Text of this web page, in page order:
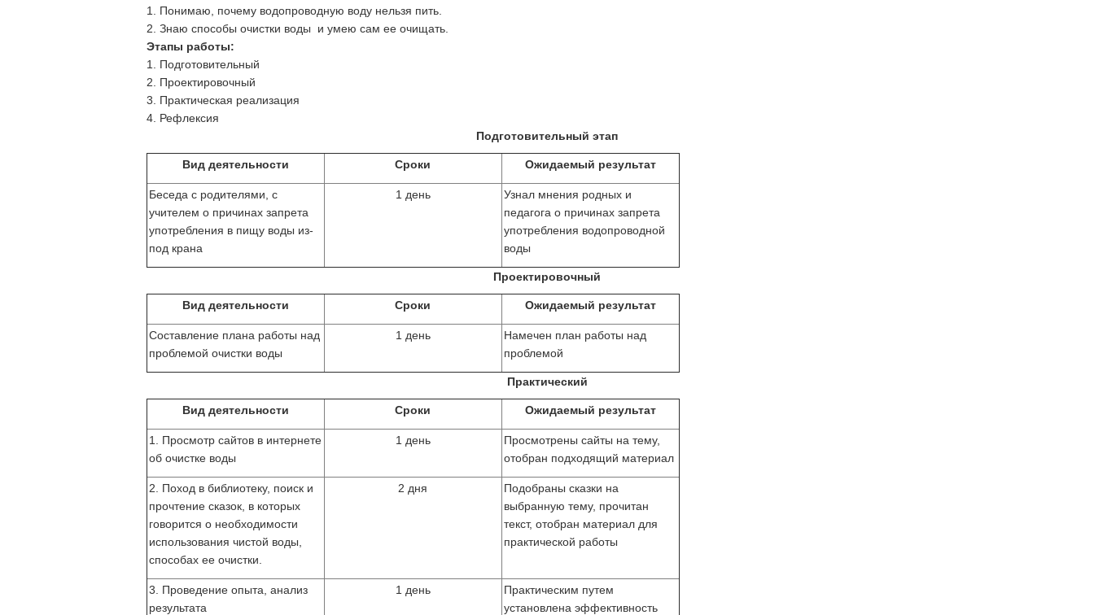
1. Понимаю, почему водопроводную воду нельзя пить.
2. Знаю способы очистки воды и умею сам ее очищать.
Этапы работы:
1. Подготовительный
2. Проектировочный
3. Практическая реализация
4. Рефлексия
Подготовительный этап
Вид деятельности Сроки Ожидаемый результат
Беседа с родителями, с
учителем о причинах запрета
употребления в пищу воды из-
под крана
1 день
Узнал мнения родных и
педагога о причинах запрета
употребления водопроводной
воды
Проектировочный
Вид деятельности Сроки Ожидаемый результат
Составление плана работы над
проблемой очистки воды
1 день
Намечен план работы над
проблемой
Практический
Вид деятельности Сроки Ожидаемый результат
1. Просмотр сайтов в интернете
об очистке воды
1 день
Просмотрены сайты на тему,
отобран подходящий материал
2. Поход в библиотеку, поиск и
прочтение сказок, в которых
говорится о необходимости
использования чистой воды,
способах ее очистки.
2 дня
Подобраны сказки на
выбранную тему, прочитан
текст, отобран материал для
практической работы
3. Проведение опыта, анализ
результата
1 день
Практическим путем
установлена эффективность